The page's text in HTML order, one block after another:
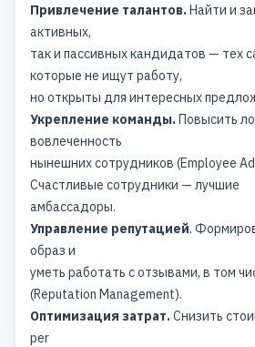
Привлечение талантов.Найти и
активных,
так и пассивных кандидатов — тех
которые не ищут работу,
но открыты для интересных
Укрепление команды.Повысить
вовлеченность
нынешних сотрудников (Employee
Счастливые сотрудники — лучшие
амбассадоры.
Управление репутацией.
образ и
уметь работать с отзывами, в том
(Reputation Management).
Оптимизация затрат.Снизить
per